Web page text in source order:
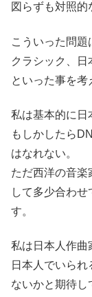
図らずも対照的
こういった問題
クラシック、日
といった事を考
私は基本的に日
もしかしたら
はなれない。
ただ西洋の音楽
して多少合わ
す。
私は日本人作曲
日本人でいら
ないかと期待し